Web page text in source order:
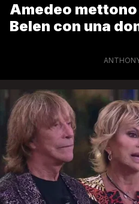
Amedeo
Belen con una